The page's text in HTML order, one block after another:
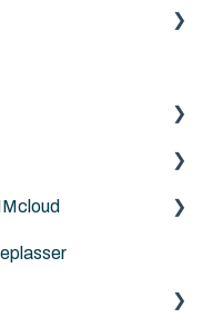
for studenter, lærere